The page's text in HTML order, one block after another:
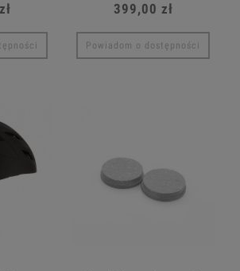
399,00 zł
Powiadom o dostępności